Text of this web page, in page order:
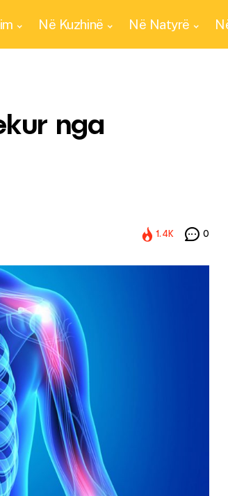
Në Kuzhinë Në Natyrë
nga
1.4K 0